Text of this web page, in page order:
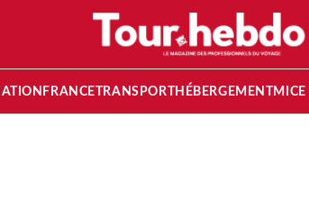
FRANCETRANSPORT HÉBERGEMENTMICE